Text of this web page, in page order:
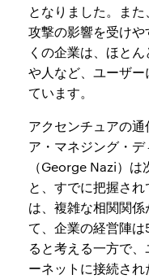
となりました。ま
攻撃の影響を受け
くの企業は、ほと
や人など、ユーザー
ています。
アクセンチュアの
ア・マネジング・
（George Nazi）
と、すでに把握さ
は、複雑な相関関
て、企業の経営陣
ると考える一方で
ーネットに接続さ